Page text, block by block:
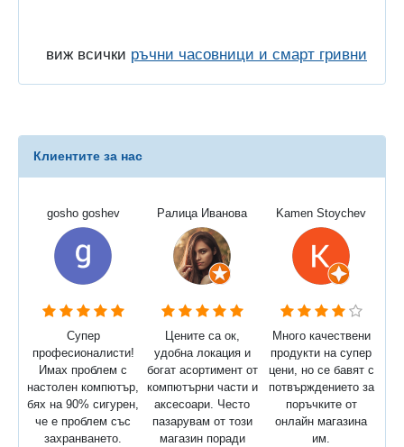
виж всички ръчни часовници и смарт гривни
Клиентите за нас
gosho goshev
Супер
професионалисти!
Имах проблем с
настолен компютър,
бях на 90% сигурен,
че е проблем със
захранването.
Ралица Иванова
Цените са ок,
удобна локация и
богат асортимент от
компютърни части и
аксесоари. Често
пазарувам от този
магазин поради
Kamen Stoychev
Много качествени
продукти на супер
цени, но се бавят с
потвърждението за
поръчките от
онлайн магазина
им.